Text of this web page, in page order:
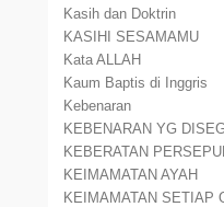
Kasih dan Doktrin
KASIHI SESAMAMU
Kata ALLAH
Kaum Baptis di Inggris
Kebenaran
KEBENARAN YG
KEBERATAN
KEIMAMATAN AYAH
KEIMAMATAN SETIAP